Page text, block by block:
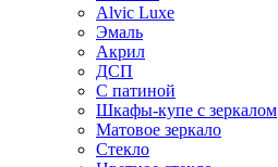
Alvic Luxe
Эмаль
Акрил
ДСП
С патиной
Шкафы-купе с зеркалом
Матовое зеркало
Стекло